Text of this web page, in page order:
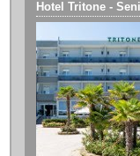
Hotel Tritone -